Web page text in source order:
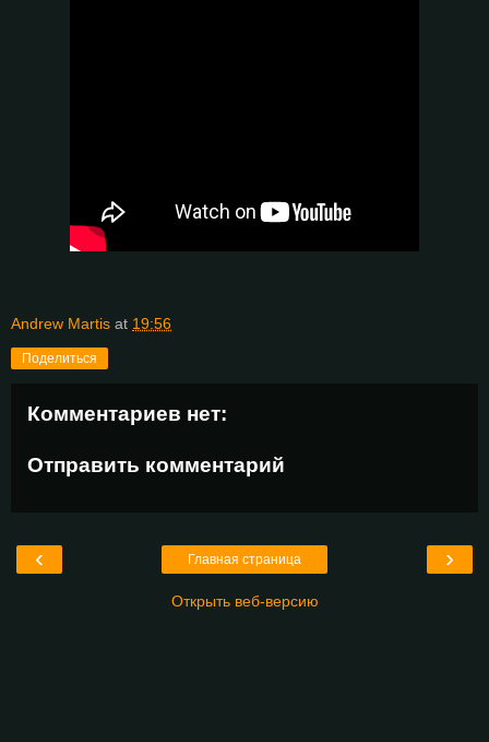
Andrew Martis at 19:56
Поделиться
Комментариев нет:
Отправить комментарий
‹ ›
Главная страница
Открыть веб-версию